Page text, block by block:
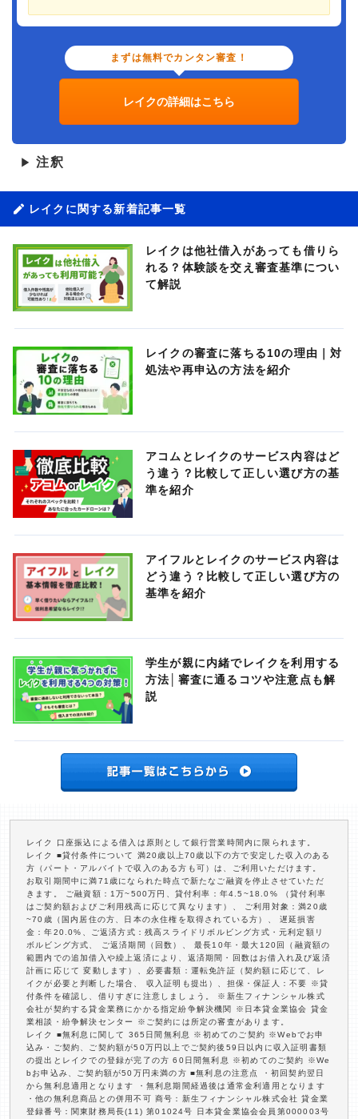
まずは無料でカンタン審査！
レイクの詳細はこちら
▶ 注釈
レイクに関する新着記事一覧
レイクは他社借入があっても借りら
れる？体験談を交え審査基準につい
て解説
レイクの審査に落ちる10の理由｜対
処法や再申込の方法を紹介
アコムとレイクのサービス内容はど
う違う？比較して正しい選び方の基
準を紹介
アイフルとレイクのサービス内容は
どう違う？比較して正しい選び方の
基準を紹介
学生が親に内緒でレイクを利用する
方法│審査に通るコツや注意点も解
説
レイク 口座振込による借入は原則として銀行営業時間内に限られます。
レイク ■貸付条件について 満20歳以上70歳以下の方で安定した収入のある
方（パート・アルバイトで収入のある方も可）は、ご利用いただけます。
お取引期間中に満71歳になられた時点で新たなご融資を停止させていただ
きます。 ご融資額：1万~500万円、貸付利率：年4.5~18.0% （貸付利率
はご契約額およびご利用残高に応じて異なります）、 ご利用対象：満20歳
~70歳（国内居住の方、日本の永住権を取得されている方）、 遅延損害
金：年20.0%、ご返済方式：残高スライドリボルビング方式・元利定額リ
ボルビング方式、 ご返済期間（回数）、 最長10年・最大120回（融資額の
範囲内での追加借入や繰上返済により、返済期間・回数はお借入れ及び返済
計画に応じて 変動します）、必要書類：運転免許証（契約額に応じて、レ
イクが必要と判断した場合、 収入証明も提出）、担保・保証人：不要 ※貸
付条件を確認し、借りすぎに注意しましょう。 ※新生フィナンシャル株式
会社が契約する貸金業務にかかる指定紛争解決機関 ※日本貸金業協会 貸金
業相談・紛争解決センター ※ご契約には所定の審査があります。
レイク ■無利息に関して 365日間無利息 ※初めてのご契約 ※Webでお申
込み・ご契約、ご契約額が50万円以上でご契約後59日以内に収入証明書類
の提出とレイクでの登録が完了の方 60日間無利息 ※初めてのご契約 ※We
bお申込み、ご契約額が50万円未満の方 ■無利息の注意点 ・初回契約翌日
から無利息適用となります ・無利息期間経過後は通常金利適用となります
・他の無利息商品との併用不可 商号：新生フィナンシャル株式会社 貸金業
登録番号：関東財務局長(11) 第01024号 日本貸金業協会会員第000003号